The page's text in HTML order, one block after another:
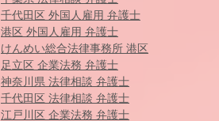
千代田区 外国人雇用 弁護士
港区 外国人雇用 弁護士
けんめい総合法律事務所 港区
足立区 企業法務 弁護士
神奈川県 法律相談 弁護士
千代田区 法律相談 弁護士
江戸川区 企業法務 弁護士